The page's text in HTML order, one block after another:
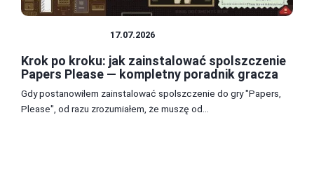
17.07.2026
Krok po kroku: jak zainstalować spolszczenie
Papers Please — kompletny poradnik gracza
Gdy postanowiłem zainstalować spolszczenie do gry "Papers,
Please", od razu zrozumiałem, że muszę od...